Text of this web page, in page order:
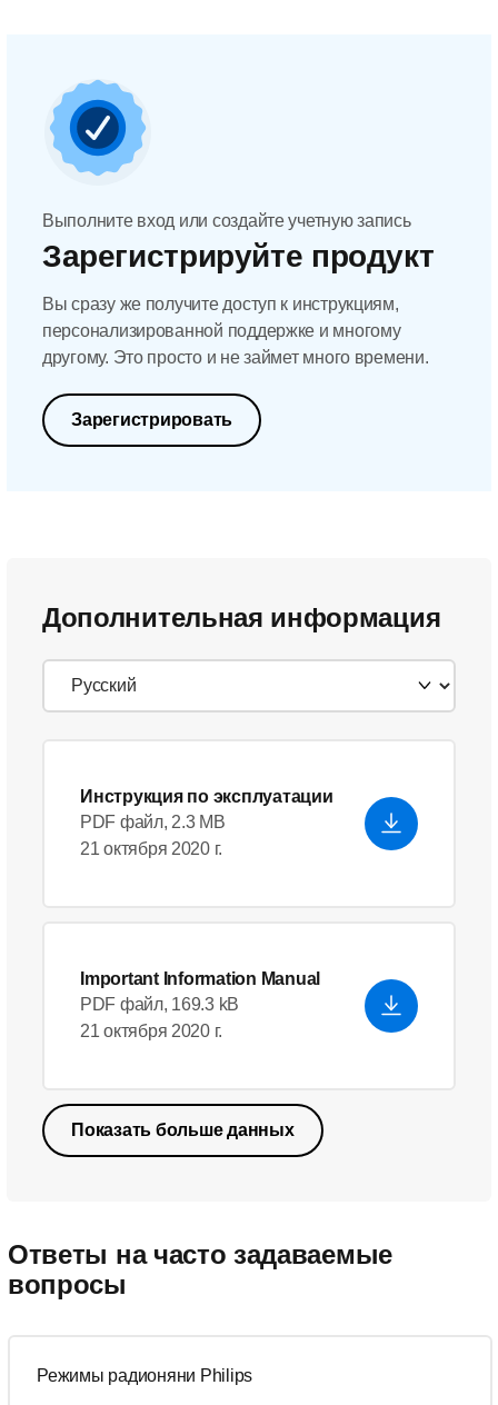
Выполните вход или создайте учетную запись
Зарегистрируйте продукт
Вы сразу же получите доступ к инструкциям,
персонализированной поддержке и многому
другому. Это просто и не займет много времени.
Зарегистрировать
Дополнительная информация
Инструкция по эксплуатации
PDF файл, 2.3 MB
21 октября 2020 г.
Important Information Manual
PDF файл, 169.3 kB
21 октября 2020 г.
Показать больше данных
Ответы на часто задаваемые
вопросы
Режимы радионяни Philips